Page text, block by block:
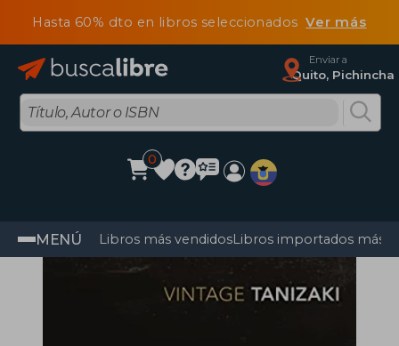
Hasta 60% dto en libros seleccionadosVer más
Enviar a
Quito, Pichincha
0
MENÚ Libros más vendidosLibros importados más